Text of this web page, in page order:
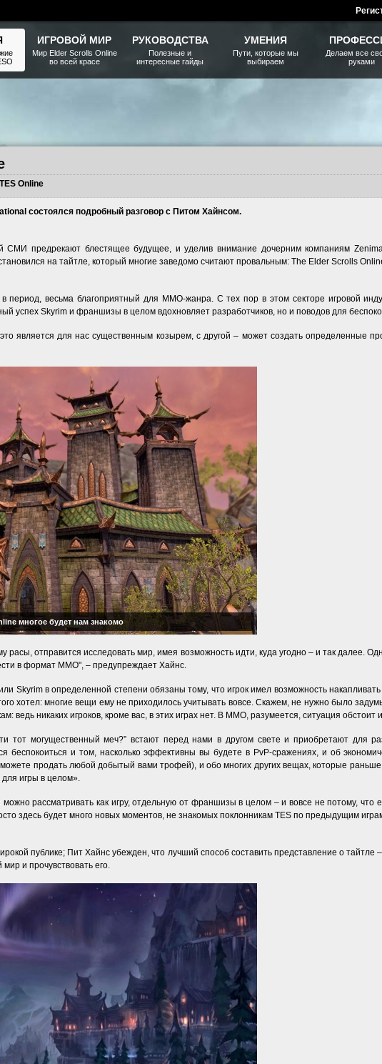
Online
состоялся подробный разговор с Питом Хайнсом.
СМИ предрекают блестящее будущее, и уделив внимание дочерним компаниям
на тайтле, который многие заведомо считают провальным: The Elder Scrolls
период, весьма благоприятный для ММО-жанра. С тех пор в этом секторе игровой
успех Skyrim и франшизы в целом вдохновляет разработчиков, но и поводов для
является для нас существенным козырем, с другой – может создать определенные
многое будет нам знакомо
расы, отправится исследовать мир, имея возможность идти, куда угодно – и так далее.
в формат ММО", – предупреждает Хайнс.
Skyrim в определенной степени обязаны тому, что игрок имел возможность
хотел: многие вещи ему не приходилось учитывать вовсе. Скажем, не нужно было
ведь никаких игроков, кроме вас, в этих играх нет. В ММО, разумеется, ситуация обстоит
тот могущественный меч?” встают перед нами в другом свете и приобретают для
беспокоиться и том, насколько эффективны вы будете в PvP-сражениях, и об
продать любой добытый вами трофей), и обо многих других вещах, которые раньше
игры в целом».
рассматривать как игру, отдельную от франшизы в целом – и вовсе не потому, что
здесь будет много новых моментов, не знакомых поклонникам TES по предыдущим
публике; Пит Хайнс убежден, что лучший способ составить представление о тайтле
и прочувствовать его.
ИГРОВОЙ МИР
Мир Elder Scrolls Online
во всей красе
РУКОВОДСТВА
Полезные и
интересные гайды
УМЕНИЯ
Пути, которые мы
выбираем
Делаем все
руками